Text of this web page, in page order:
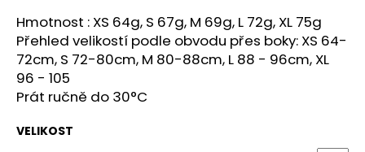
Hmotnost : XS 64g, S 67g, M 69g, L 72g, XL 75g
Přehled velikostí podle obvodu přes boky: XS 64-
72cm, S 72-80cm, M 80-88cm, L 88 - 96cm, XL
96 - 105
Prát ručně do 30°C
VELIKOST
u
j
e
m
e
TRIKO